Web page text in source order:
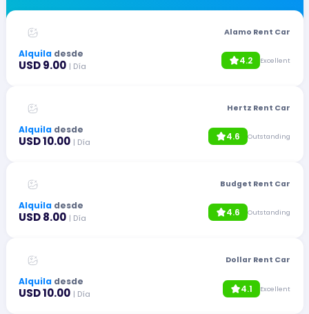
Alamo Rent Car
Alquila desde
USD 9.00 | Día 4.2 Excellent
Hertz Rent Car
Alquila desde
USD 10.00 | Día 4.6 Outstanding
Budget Rent Car
Alquila desde
USD 8.00 | Día 4.6 Outstanding
Dollar Rent Car
Alquila desde
USD 10.00 | Día 4.1 Excellent